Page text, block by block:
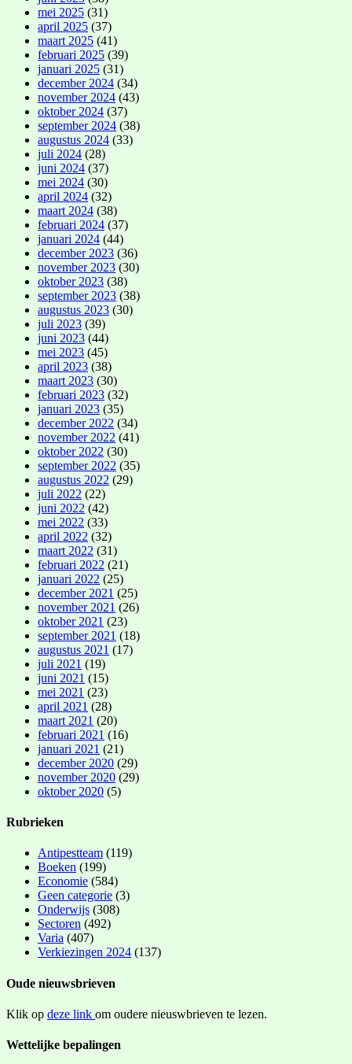
mei 2025 (31)
april 2025 (37)
maart 2025 (41)
februari 2025 (39)
januari 2025 (31)
december 2024 (34)
november 2024 (43)
oktober 2024 (37)
september 2024 (38)
augustus 2024 (33)
juli 2024 (28)
juni 2024 (37)
mei 2024 (30)
april 2024 (32)
maart 2024 (38)
februari 2024 (37)
januari 2024 (44)
december 2023 (36)
november 2023 (30)
oktober 2023 (38)
september 2023 (38)
augustus 2023 (30)
juli 2023 (39)
juni 2023 (44)
mei 2023 (45)
april 2023 (38)
maart 2023 (30)
februari 2023 (32)
januari 2023 (35)
december 2022 (34)
november 2022 (41)
oktober 2022 (30)
september 2022 (35)
augustus 2022 (29)
juli 2022 (22)
juni 2022 (42)
mei 2022 (33)
april 2022 (32)
maart 2022 (31)
februari 2022 (21)
januari 2022 (25)
december 2021 (25)
november 2021 (26)
oktober 2021 (23)
september 2021 (18)
augustus 2021 (17)
juli 2021 (19)
juni 2021 (15)
mei 2021 (23)
april 2021 (28)
maart 2021 (20)
februari 2021 (16)
januari 2021 (21)
december 2020 (29)
november 2020 (29)
oktober 2020 (5)
Rubrieken
Antipestteam (119)
Boeken (199)
Economie (584)
Geen categorie (3)
Onderwijs (308)
Sectoren (492)
Varia (407)
Verkiezingen 2024 (137)
Oude nieuwsbrieven
Klik op deze link om oudere nieuswbrieven te lezen.
Wettelijke bepalingen